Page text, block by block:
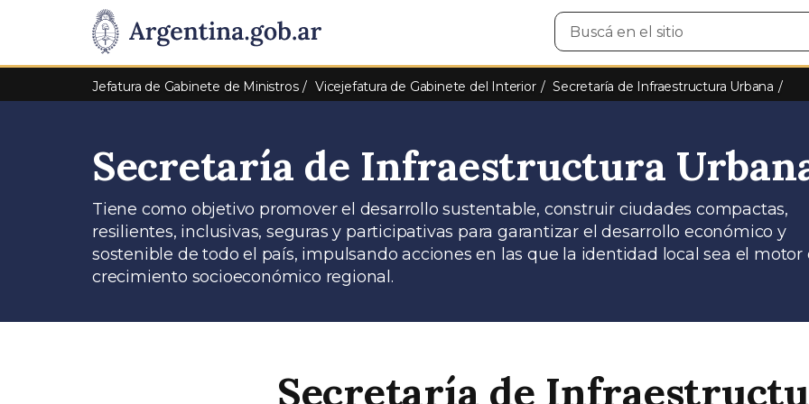
Presidencia
de
Pasar al contenido principal
Buscar
en
sitio
Jefatura de Gabinete de Ministros Vicejefatura de Gabinete del Interior Secretaría de Infraestructura Urbana
Secretaría de Infraestructura
Tiene como objetivo promover el desarrollo sustentable, construir ciudades compactas,
resilientes, inclusivas, seguras y participativas para garantizar el desarrollo económico y
sostenible de todo el país, impulsando acciones en las que la identidad local sea el motor
crecimiento socioeconómico regional.
Secretaría de